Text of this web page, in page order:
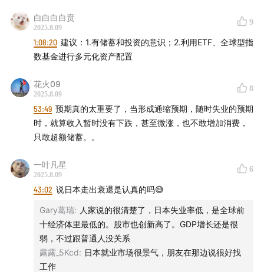
24年初，判断房价还要调整3~5年，下跌20%~30%。现在
已经下跌15%，跌了18个月，仍然坚持当时的判断，如果处
理不好，可能会超出该预期。
所有的新兴市场国家，面对第一次房地产大周期时，持续时
间特别长，十年甚至超过十年。
中国：2017~2027左右，还有2年。
按照国际惯例评价房地产价值体系（房价对收入比、房价对
房租的比例），我国目前的房价仍远远高于国际水平。
海40年、广州35年。
「✅预期」
形成泡沫最重要的原因。只要预期XX会涨，现在再怎么贵都
不在乎。
如果不是因为这十年的上涨，任何一个有理智的人，愿意花
30年的收入买套房，都很难想象。
刚性泡沫对中国特别适用，房价上涨 → 才能卖地 → GDP发
白白白白贲
2025.8.09
9
1:08:20 建议：1.有储蓄和投资的意识；2.利用ETF、全球型指
数基金进行多元化资产配置
花火09
2025.8.09
8
53:49 预期真的太重要了，当形成通缩预期，随时失业的预期
时，就算收入暂时没有下跌，甚至微涨，也不敢增加消费，
只敢超额储蓄。。
一叶凡星
2025.8.09
6
43:02 说日本走出衰退是认真的吗😅
Gary葛瑞: 人家说的很清楚了，日本失业率低，是全球前
十经济体里最低的。股市也创新高了。GDP增长还是很
弱，不过跟普通人没关系
露露_5Kcd: 日本就业市场很景气，朋友在那边说很好找
工作